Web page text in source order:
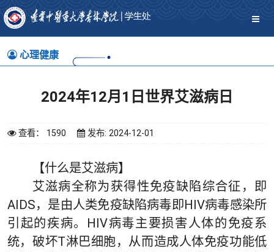
心理健康
2024年12月1日世界艾滋病日
查看： 1590 发布: 2024-12-01
【什么是艾滋病】
艾滋病全称为获得性免疫缺陷综合征，即
AIDS，是由人类免疫缺陷病毒即HIV病毒感染所
引起的疾病。HIV病毒主要损害人体的免疫系
统，破坏T淋巴细胞，从而造成人体免疫功能低